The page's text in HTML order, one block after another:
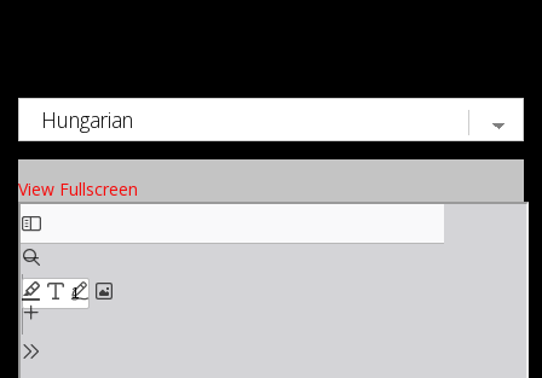
View Fullscreen